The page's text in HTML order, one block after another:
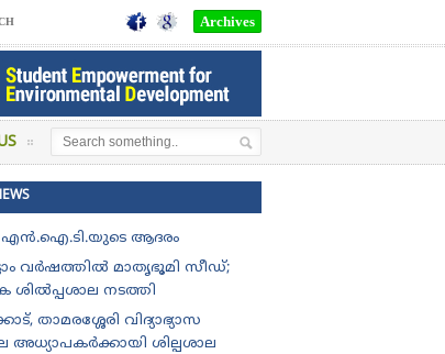
Archives
യു.പി സ്കൂളിന് ,രണ്ടാം സ്ഥാനം ഇടുക്കി
എൻ.ഐ.ടി.യുടെ ആദരം
വർഷത്തിൽ മാതൃഭൂമി സീഡ്;
ശിൽപ്പശാല നടത്തി
താമരശ്ശേരി വിദ്യാഭ്യാസ
അധ്യാപകർക്കായി ശില്പശാല